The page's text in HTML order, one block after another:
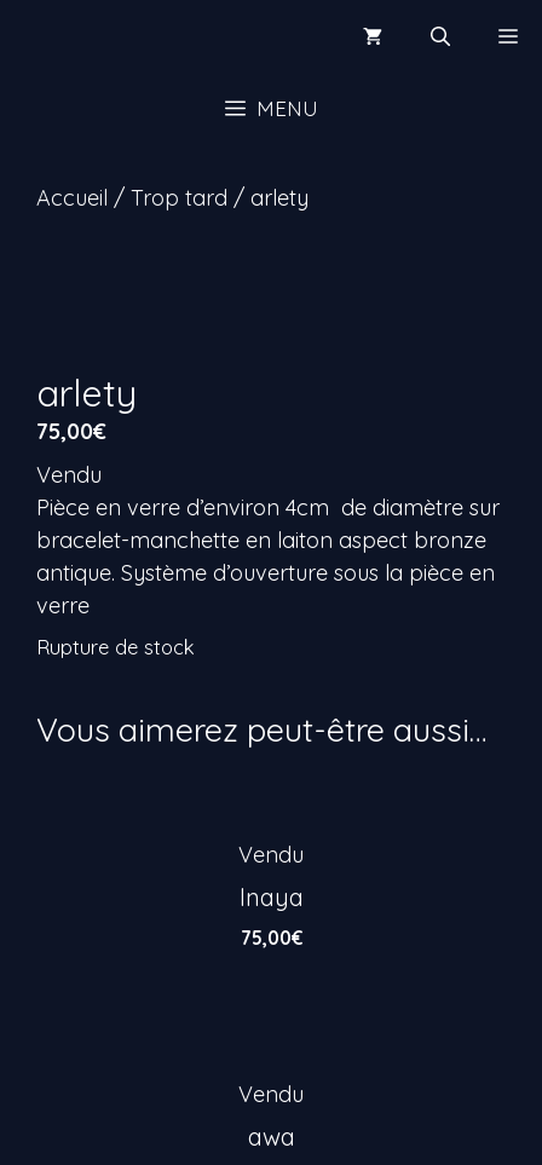
MENU
Accueil / Trop tard / arlety
arlety
75,00€
Vendu
Pièce en verre d’environ 4cm de diamètre sur
bracelet-manchette en laiton aspect bronze
antique. Système d’ouverture sous la pièce en
verre
Rupture de stock
Vous aimerez peut-être aussi…
Vendu
Inaya
75,00€
Vendu
awa